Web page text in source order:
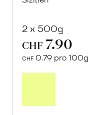
2 x 500g
CHF 7.90
CHF 0.79 pro 100g